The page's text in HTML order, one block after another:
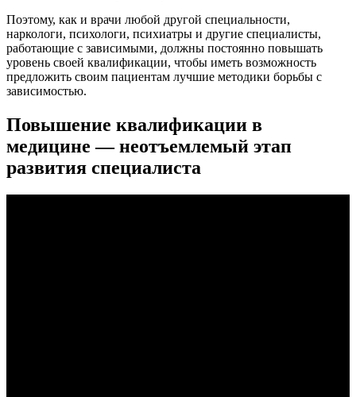
Поэтому, как и врачи любой другой специальности,
наркологи, психологи, психиатры и другие специалисты,
работающие с зависимыми, должны постоянно повышать
уровень своей квалификации, чтобы иметь возможность
предложить своим пациентам лучшие методики борьбы с
зависимостью.
Повышение квалификации в
медицине — неотъемлемый этап
развития специалиста